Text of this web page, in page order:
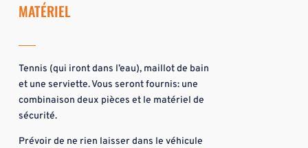
MATÉRIEL
Tennis (qui iront dans l’eau), maillot de bain
et une serviette. Vous seront fournis: une
combinaison deux pièces et le matériel de
sécurité.
Prévoir de ne rien laisser dans le véhicule